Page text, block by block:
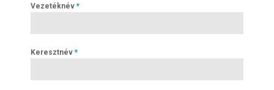
Vezetéknév *
Keresztnév *